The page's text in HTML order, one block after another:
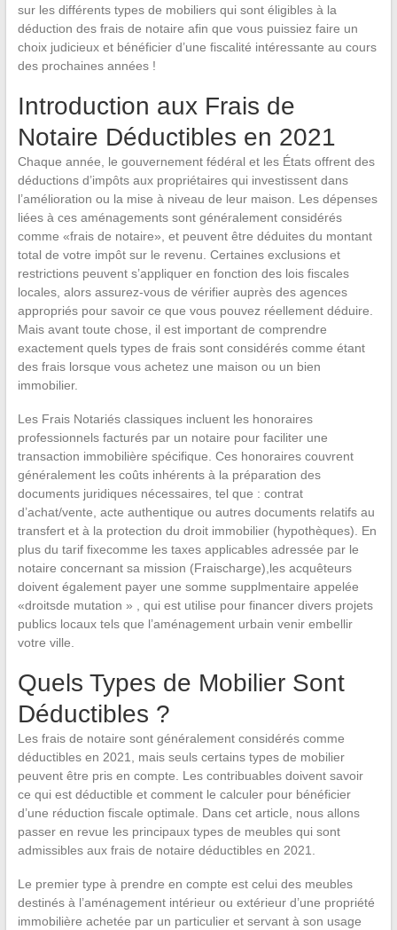
sur les différents types de mobiliers qui sont éligibles à la
déduction des frais de notaire afin que vous puissiez faire un
choix judicieux et bénéficier d’une fiscalité intéressante au cours
des prochaines années !
Introduction aux Frais de
Notaire Déductibles en 2021
Chaque année, le gouvernement fédéral et les États offrent des
déductions d’impôts aux propriétaires qui investissent dans
l’amélioration ou la mise à niveau de leur maison. Les dépenses
liées à ces aménagements sont généralement considérés
comme «frais de notaire», et peuvent être déduites du montant
total de votre impôt sur le revenu. Certaines exclusions et
restrictions peuvent s’appliquer en fonction des lois fiscales
locales, alors assurez-vous de vérifier auprès des agences
appropriés pour savoir ce que vous pouvez réellement déduire.
Mais avant toute chose, il est important de comprendre
exactement quels types de frais sont considérés comme étant
des frais lorsque vous achetez une maison ou un bien
immobilier.
Les Frais Notariés classiques incluent les honoraires
professionnels facturés par un notaire pour faciliter une
transaction immobilière spécifique. Ces honoraires couvrent
généralement les coûts inhérents à la préparation des
documents juridiques nécessaires, tel que : contrat
d’achat/vente, acte authentique ou autres documents relatifs au
transfert et à la protection du droit immobilier (hypothèques). En
plus du tarif fixecomme les taxes applicables adressée par le
notaire concernant sa mission (Fraischarge),les acquêteurs
doivent également payer une somme supplmentaire appelée
«droitsde mutation » , qui est utilise pour financer divers projets
publics locaux tels que l’aménagement urbain venir embellir
votre ville.
Quels Types de Mobilier Sont
Déductibles ?
Les frais de notaire sont généralement considérés comme
déductibles en 2021, mais seuls certains types de mobilier
peuvent être pris en compte. Les contribuables doivent savoir
ce qui est déductible et comment le calculer pour bénéficier
d’une réduction fiscale optimale. Dans cet article, nous allons
passer en revue les principaux types de meubles qui sont
admissibles aux frais de notaire déductibles en 2021.
Le premier type à prendre en compte est celui des meubles
destinés à l’aménagement intérieur ou extérieur d’une propriété
immobilière achetée par un particulier et servant à son usage